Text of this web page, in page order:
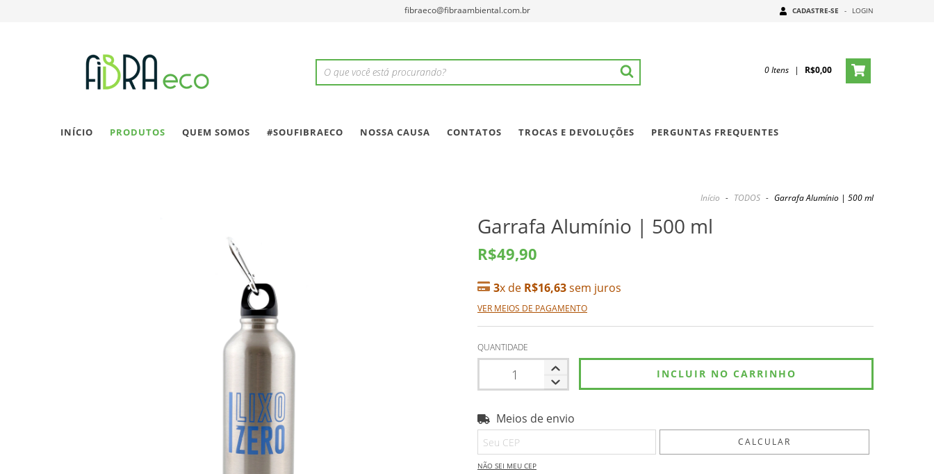
fibraeco@fibraambiental.com.br CADASTRE-SE - LOGIN
0Itens | R$0,00
INÍCIO PRODUTOS QUEM SOMOS #SOUFIBRAECO NOSSA CAUSA CONTATOS TROCAS E DEVOLUÇÕES PERGUNTAS FREQUENTES
Início - TODOS - Garrafa Alumínio | 500 ml
Garrafa Alumínio | 500 ml
R$49,90
3x de R$16,63sem juros
VER MEIOS DE PAGAMENTO
QUANTIDADE
Entregas para o CEP:
Meios de envio
CALCULAR
NÃO SEI MEU CEP